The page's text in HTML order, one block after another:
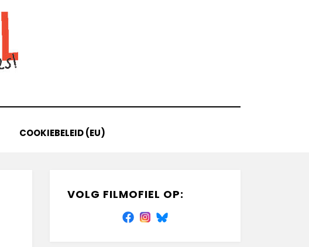
COOKIEBELEID (EU)
VOLG FILMOFIEL OP: